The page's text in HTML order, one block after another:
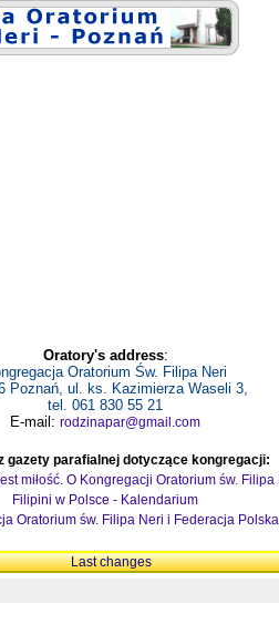
Oratory's address:
Oratorium Św. Filipa Neri
Poznań, ul. ks. Kazimierza Waseli 3,
tel. 061 830 55 21
E-mail: rodzinapar@gmail.com
gazety parafialnej dotyczące kongregacji:
miłość. O Kongregacji Oratorium św. Filipa
Filipini w Polsce - Kalendarium
Oratorium św. Filipa Neri i Federacja Polska
Last changes